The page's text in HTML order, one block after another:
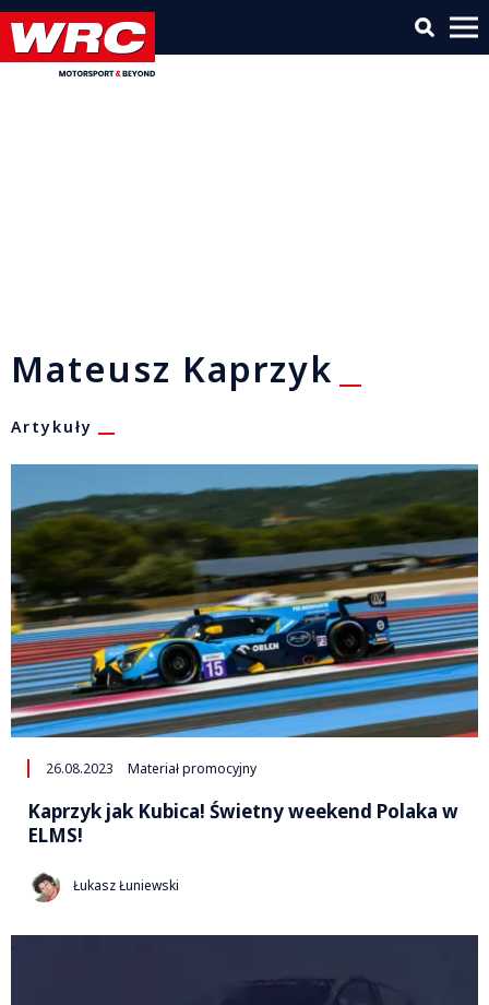
Mateusz Kaprzyk
Artykuły
26.08.2023 Materiał promocyjny
Kaprzyk jak Kubica! Świetny weekend Polaka w
ELMS!
Łukasz Łuniewski